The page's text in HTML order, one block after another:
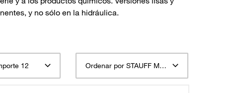
y no sólo en la hidráulica.
12 Ordenar por STAUFF Material Descripción ascendente